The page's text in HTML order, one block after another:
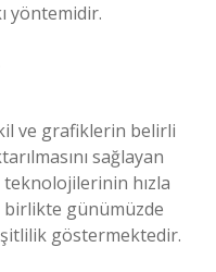
yöntemidir.
ve grafiklerin belirli
sağlayan
teknolojilerinin hızla
birlikte günümüzde
göstermektedir.